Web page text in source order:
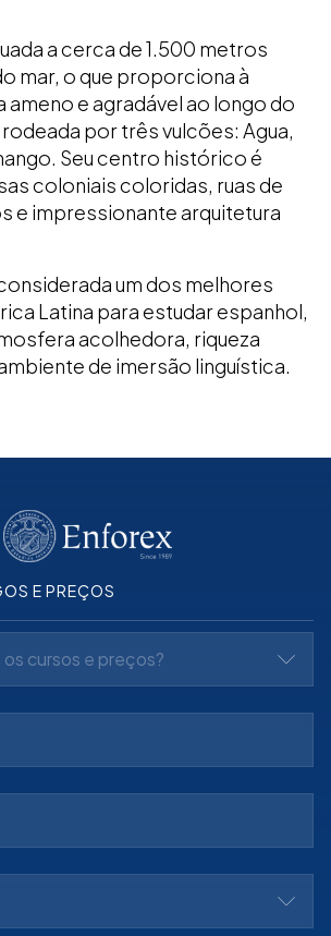
a cerca de 1.500 metros
mar, o que proporciona à
ameno e agradável ao longo do
por três vulcões: Agua,
Seu centro histórico é
coloniais coloridas, ruas de
e impressionante arquitetura
um dos melhores
Latina para estudar espanhol,
acolhedora, riqueza
de imersão linguística.
E PREÇOS
cursos e preços?